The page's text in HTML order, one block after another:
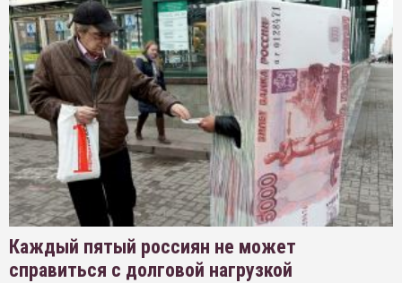
Каждый пятый россиян не может
справиться с долговой нагрузкой